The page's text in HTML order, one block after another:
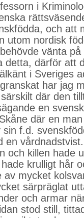
i
och att
utom nordisk
vänta på
detta, därför att
i Sveriges
har jag
där den
en
där en
sin f.d.
en
och killen hade
krulligt hår
mycket
särpräglat
och armar
stod still,